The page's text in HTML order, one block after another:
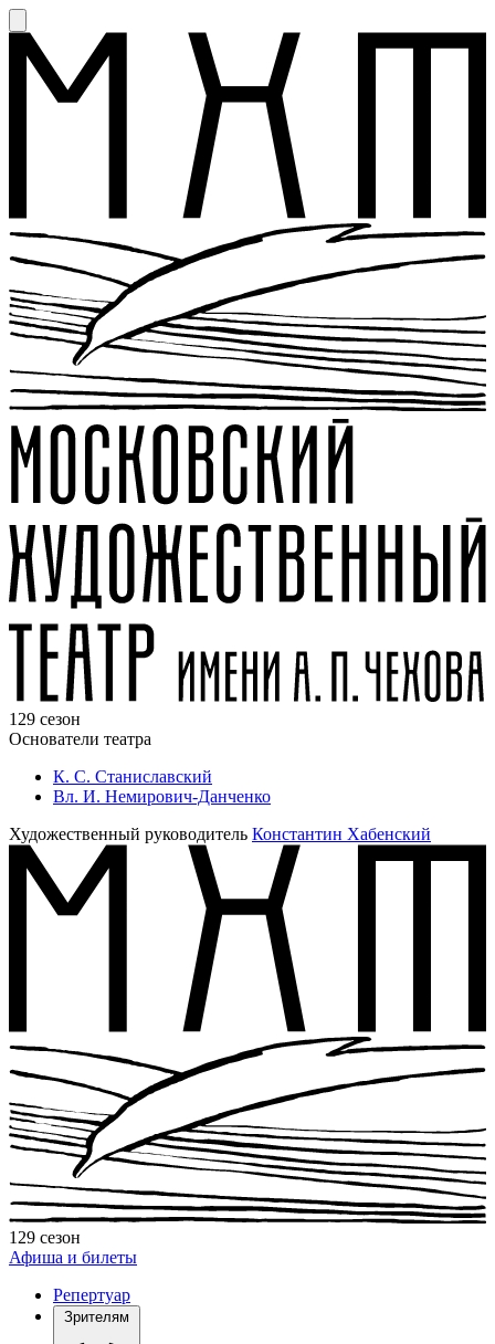
129 сезон
Основатели театра
К. С. Станиславский
Вл. И. Немирович-Данченко
Художественный руководитель Константин Хабенский
129 сезон
Афиша и билеты
Репертуар
Зрителям